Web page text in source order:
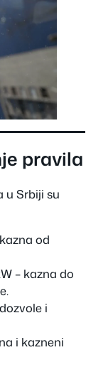
pravila
u Srbiji su
od
– kazna do
i
i kazneni